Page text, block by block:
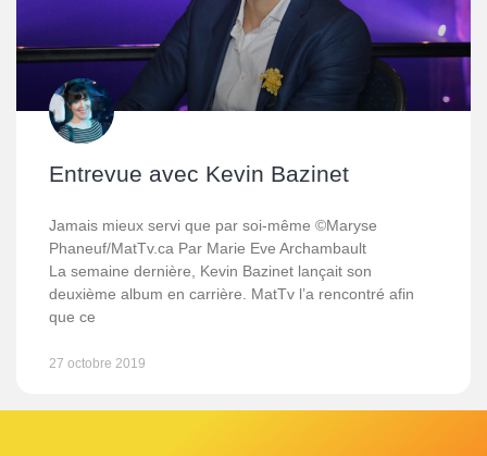
Entrevue avec Kevin Bazinet
Jamais mieux servi que par soi-même ©Maryse
Phaneuf/MatTv.ca Par Marie Eve Archambault
La semaine dernière, Kevin Bazinet lançait son
deuxième album en carrière. MatTv l’a rencontré afin
que ce
27 octobre 2019